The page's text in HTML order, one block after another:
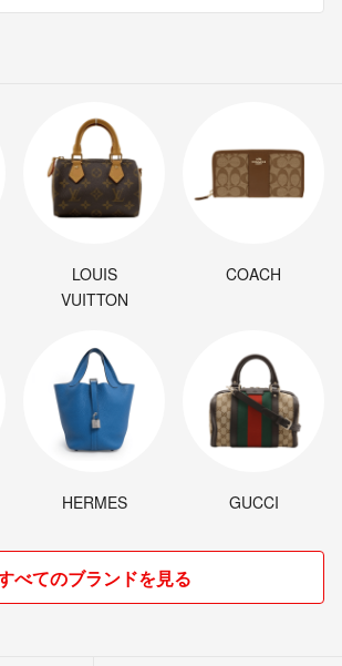
LOUIS
VUITTON
COACH
HERMES GUCCI
べてのブランドを見る